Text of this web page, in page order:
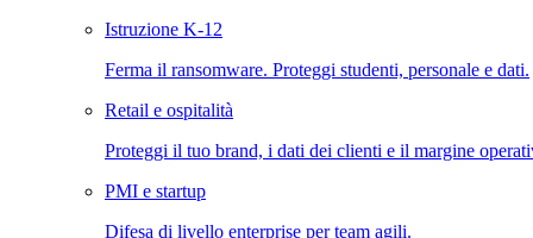
Istruzione K-12
Ferma il ransomware. Proteggi studenti, personale e dati.
Retail e ospitalità
Proteggi il tuo brand, i dati dei clienti e il margine
PMI e startup
Difesa di livello enterprise per team agili.